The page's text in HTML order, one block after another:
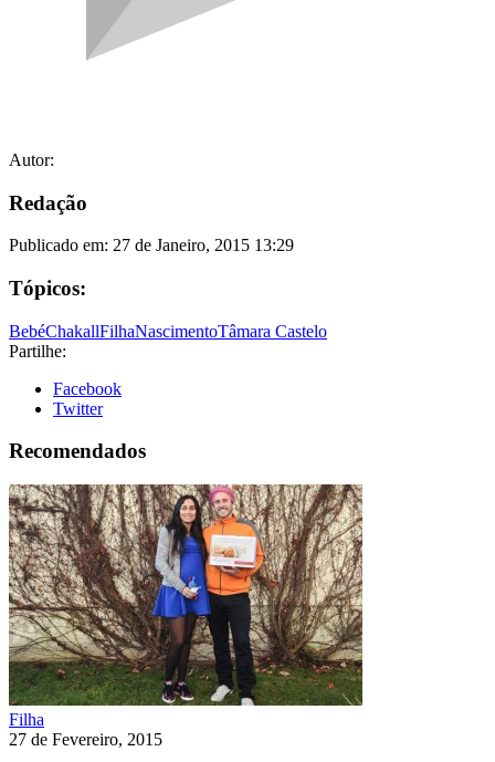
Autor:
Redação
Publicado em: 27 de Janeiro, 2015 13:29
Tópicos:
BebéChakallFilhaNascimentoTâmara Castelo
Partilhe:
Facebook
Twitter
Recomendados
Filha
27 de Fevereiro, 2015